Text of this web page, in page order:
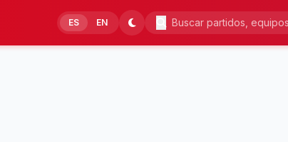
ES EN